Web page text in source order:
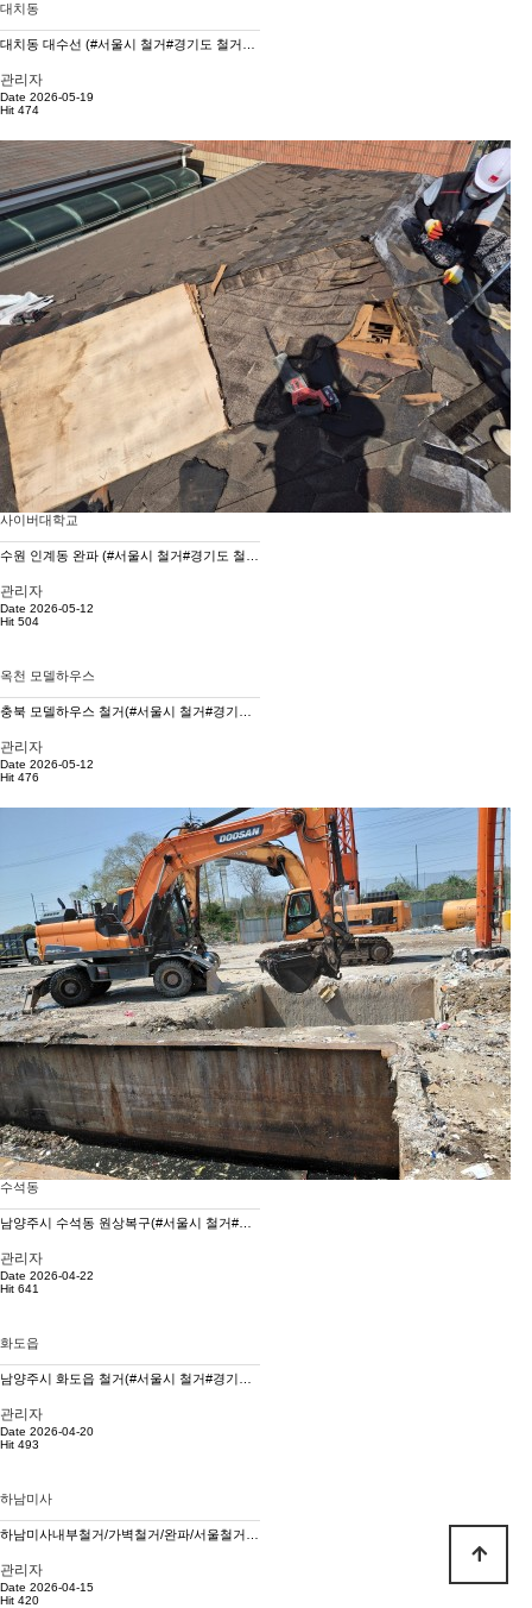
대치동
관리자
Date 2026-05-19
Hit 474
사이버대학교
관리자
Date 2026-05-12
Hit 504
옥천 모델하우스
관리자
Date 2026-05-12
Hit 476
수석동
관리자
Date 2026-04-22
Hit 641
화도읍
관리자
Date 2026-04-20
Hit 493
하남미사
관리자
Date 2026-04-15
Hit 420